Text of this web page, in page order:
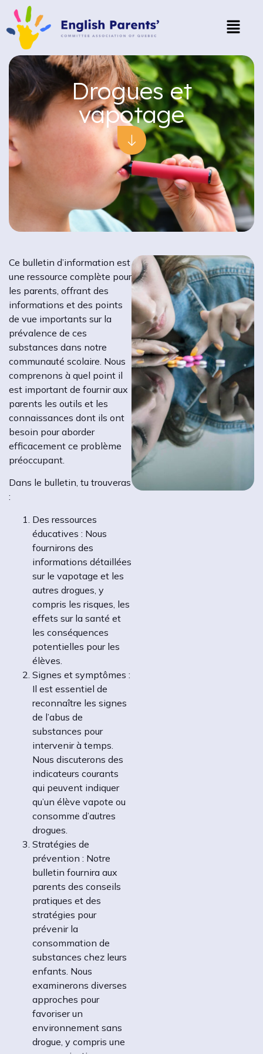
Drogues et
vapotage
Ce bulletin d’information est
une ressource complète pour
les parents, offrant des
informations et des points
de vue importants sur la
prévalence de ces
substances dans notre
communauté scolaire. Nous
comprenons à quel point il
est important de fournir aux
parents les outils et les
connaissances dont ils ont
besoin pour aborder
efficacement ce problème
préoccupant.
Dans le bulletin, tu trouveras
:
Des ressources
éducatives : Nous
fournirons des
informations détaillées
sur le vapotage et les
autres drogues, y
compris les risques, les
effets sur la santé et
les conséquences
potentielles pour les
élèves.
Signes et symptômes :
Il est essentiel de
reconnaître les signes
de l’abus de
substances pour
intervenir à temps.
Nous discuterons des
indicateurs courants
qui peuvent indiquer
qu’un élève vapote ou
consomme d’autres
drogues.
Stratégies de
prévention : Notre
bulletin fournira aux
parents des conseils
pratiques et des
stratégies pour
prévenir la
consommation de
substances chez leurs
enfants. Nous
examinerons diverses
approches pour
favoriser un
environnement sans
drogue, y compris une